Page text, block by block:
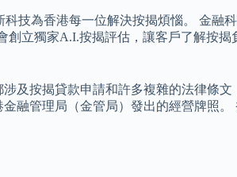
技為香港每一位解決按揭煩惱。 金融
立獨家A.I.按揭評估，讓客戶了解按
及按揭貸款申請和許多複雜的法律條
融管理局（金管局）發出的經營牌照